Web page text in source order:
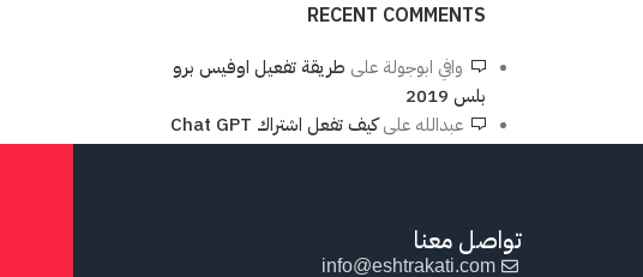
RECENT COMMENTS
وافي ابوجولة على طريقة تفعيل اوفيس برو
بلس 2019
عبدالله علىكيف تفعل اشتراك Chat GPT
تواصل معنا
info@eshtrakati.com